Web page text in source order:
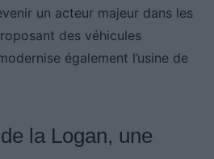
un acteur majeur dans les
des véhicules
également l’usine de
la Logan, une